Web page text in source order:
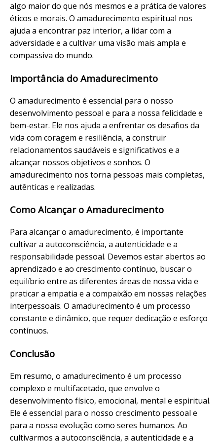
algo maior do que nós mesmos e a prática de valores
éticos e morais. O amadurecimento espiritual nos
ajuda a encontrar paz interior, a lidar com a
adversidade e a cultivar uma visão mais ampla e
compassiva do mundo.
Importância do Amadurecimento
O amadurecimento é essencial para o nosso
desenvolvimento pessoal e para a nossa felicidade e
bem-estar. Ele nos ajuda a enfrentar os desafios da
vida com coragem e resiliência, a construir
relacionamentos saudáveis e significativos e a
alcançar nossos objetivos e sonhos. O
amadurecimento nos torna pessoas mais completas,
autênticas e realizadas.
Como Alcançar o Amadurecimento
Para alcançar o amadurecimento, é importante
cultivar a autoconsciência, a autenticidade e a
responsabilidade pessoal. Devemos estar abertos ao
aprendizado e ao crescimento contínuo, buscar o
equilíbrio entre as diferentes áreas de nossa vida e
praticar a empatia e a compaixão em nossas relações
interpessoais. O amadurecimento é um processo
constante e dinâmico, que requer dedicação e esforço
contínuos.
Conclusão
Em resumo, o amadurecimento é um processo
complexo e multifacetado, que envolve o
desenvolvimento físico, emocional, mental e espiritual.
Ele é essencial para o nosso crescimento pessoal e
para a nossa evolução como seres humanos. Ao
cultivarmos a autoconsciência, a autenticidade e a